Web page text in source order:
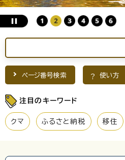
ページ番号検索 使い方
注目のキーワード
クマ ふるさと納税 移住